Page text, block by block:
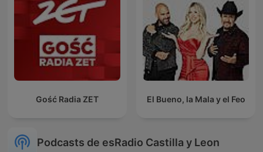
Gość Radia ZET El Bueno, la Mala y el Feo
Podcasts de esRadio Castilla y Leon